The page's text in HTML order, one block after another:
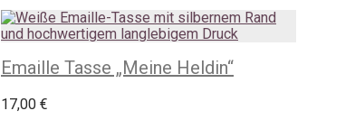
Emaille Tasse „Meine Heldin“
17,00 €